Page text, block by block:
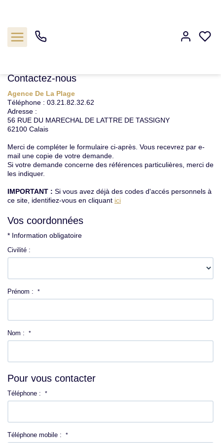
Estimation
Acheter
Biens vendus
Agence
Nos outils
Contact
Nous contacter
Contactez-nous
Agence De La Plage
Téléphone : 03.21.82.32.62
Adresse :
56 RUE DU MARECHAL DE LATTRE DE TASSIGNY
62100 Calais
Merci de compléter le formulaire ci-après. Vous recevrez par e-
mail une copie de votre demande.
Si votre demande concerne des références particulières, merci de
les indiquer.
IMPORTANT : Si vous avez déjà des codes d'accés personnels à
ce site, identifiez-vous en cliquant ici
Vos coordonnées
* Information obligatoire
Civilité :
Prénom : *
Nom : *
Pour vous contacter
Téléphone : *
Téléphone mobile : *